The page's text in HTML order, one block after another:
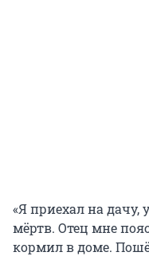
«Я приехал на дачу,
мёртв. Отец мне
кормил в доме.